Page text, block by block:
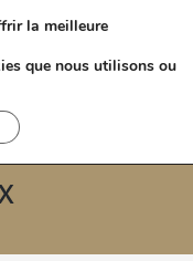
en
la meilleure
que nous utilisons ou